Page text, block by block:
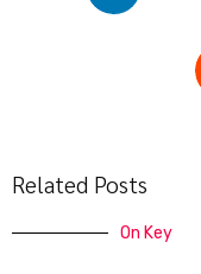
Related Posts
On Key